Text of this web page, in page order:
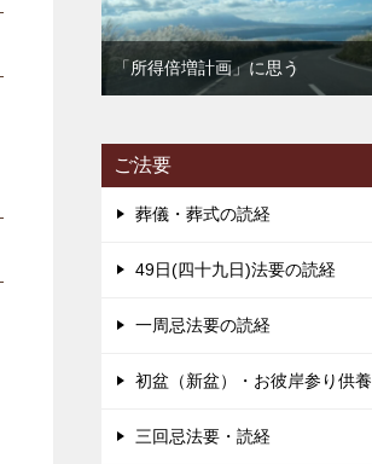
「所得倍増計画」に思う
ご法要
葬儀・葬式の読経
49日(四十九日)法要の読経
一周忌法要の読経
初盆（新盆）・お彼岸参り供
三回忌法要・読経